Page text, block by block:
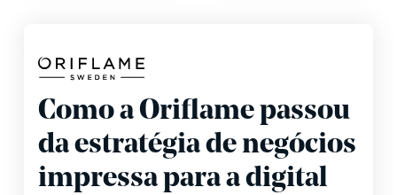
Como a Oriflame passou
da estratégia de negócios
impressa para a digital